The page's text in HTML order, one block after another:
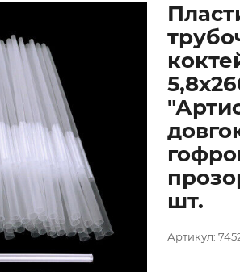
шт.
Артикул: